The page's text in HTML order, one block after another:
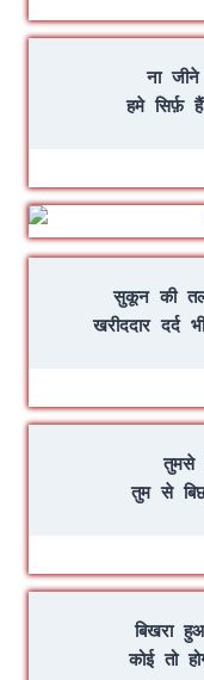
ना
हमे सिर्फ़
सुकून की
खरीददार
तुमसे
तुम से
बिखरा
कोई तो